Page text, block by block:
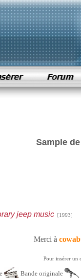
Sample
jeep music[1993]
Merci à
Pour insérer un
Bande originale